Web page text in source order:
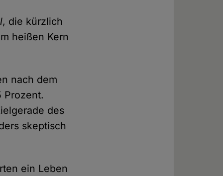
, die kürzlich
heißen Kern
nach dem
Prozent.
des
skeptisch
ein Leben